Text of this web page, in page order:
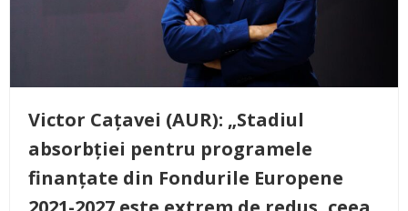
Victor Cațavei (AUR): „Stadiul
absorbției pentru programele
finanțate din Fondurile Europene